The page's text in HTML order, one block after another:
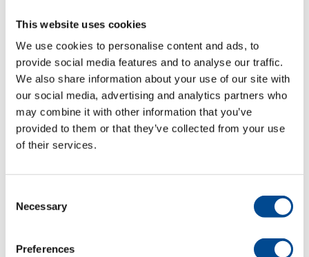
This website uses cookies
We use cookies to personalise content and ads, to
provide social media features and to analyse our traffic.
We also share information about your use of our site with
our social media, advertising and analytics partners who
may combine it with other information that you’ve
provided to them or that they’ve collected from your use
of their services.
Selection
Necessary
Preferences
Detaljer